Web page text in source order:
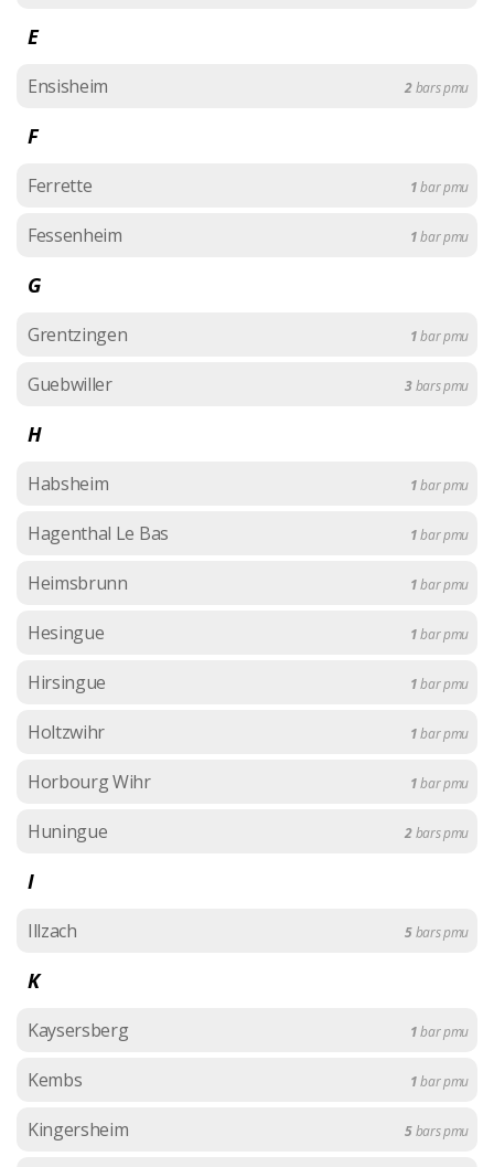
E
Ensisheim 2bars pmu
F
Ferrette 1bar pmu
Fessenheim 1bar pmu
G
Grentzingen 1bar pmu
Guebwiller 3bars pmu
H
Habsheim 1bar pmu
Hagenthal Le Bas 1bar pmu
Heimsbrunn 1bar pmu
Hesingue 1bar pmu
Hirsingue 1bar pmu
Holtzwihr 1bar pmu
Horbourg Wihr 1bar pmu
Huningue 2bars pmu
I
Illzach 5bars pmu
K
Kaysersberg 1bar pmu
Kembs 1bar pmu
Kingersheim 5bars pmu